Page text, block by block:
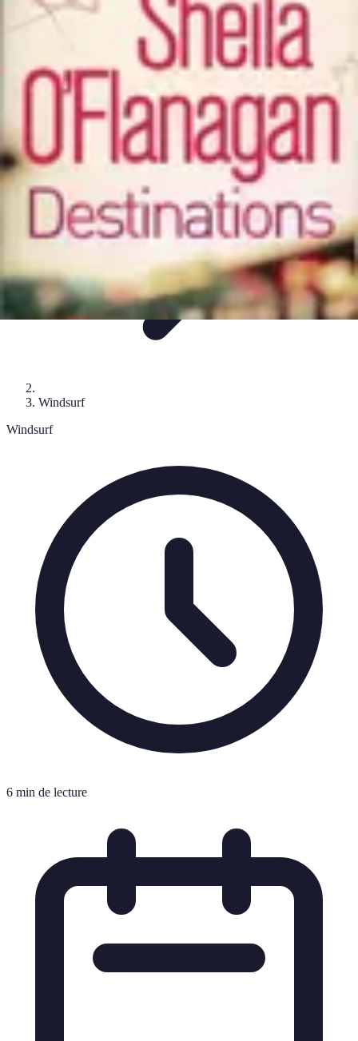
Mer et Loisirs
PréparationAstuces Nautiques PaddleNavigation
Mer et Loisirs
Windsurf
Windsurf
6 min de lecture